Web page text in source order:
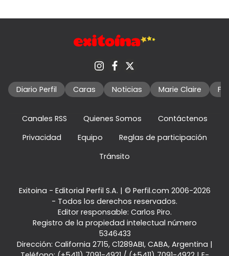
Diario Perfil Caras Noticias Marie Claire
Canales RSS Quienes Somos
Contáctenos
Privacidad
Equipo
Reglas de participación
Tránsito
Exitoina - Editorial Perfil S.A. | © Perfil.com 2006-2026
- Todos los derechos reservados.
Editor responsable: Carlos Piro.
Registro de la propiedad intelectual número
5346433
Dirección: California 2715, C1289ABI, CABA, Argentina |